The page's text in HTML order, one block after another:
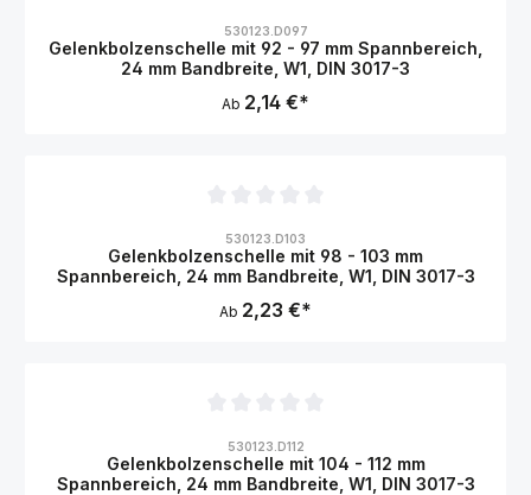
530123.D097
Gelenkbolzenschelle mit 92 - 97 mm Spannbereich,
24 mm Bandbreite, W1, DIN 3017-3
Ab 2,14 €*
530123.D103
Gelenkbolzenschelle mit 98 - 103 mm
Spannbereich, 24 mm Bandbreite, W1, DIN 3017-3
Ab 2,23 €*
530123.D112
Gelenkbolzenschelle mit 104 - 112 mm
Spannbereich, 24 mm Bandbreite, W1, DIN 3017-3